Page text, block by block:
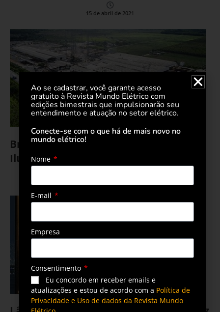
15 de abril de 2021
Brametal entra no segmento de
Iluminação Pública
Ao se cadastrar, você garante acesso
gratuito à Revista Mundo Elétrico com
edições bimestrais que impulsionarão seu
entendimento e atuação no setor elétrico.
Conecte-se com o que há de mais novo no
mundo elétrico!
Nome
E-mail
Empresa
Consentimento
Eu concordo em receber emails e
atualizações e estou de acordo com a Política de
Privacidade e Uso de dados da Revista Mundo